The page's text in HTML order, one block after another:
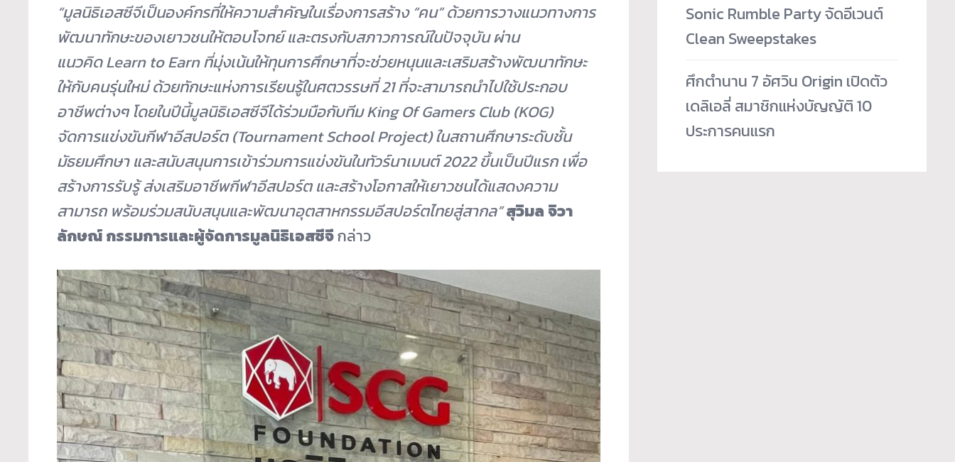
“มูลนิธิเอสซีจีเป็นองค์กรที่ให้ความสำคัญในเรื่องการสร้าง“คน”ด้วยการวางแนวทางการ
พัฒนาทักษะของเยาวชนให้ตอบโจทย์ และตรงกับสภาวการณ์ในปัจจุบัน ผ่าน
แนวคิดLearn to Earnที่มุ่งเน้นให้ทุนการศึกษาที่จะช่วยหนุนและเสริมสร้างพัฒนาทักษะ
ให้กับคนรุ่นใหม่ ด้วยทักษะแห่งการเรียนรู้ในศตวรรษที่21ที่จะสามารถนำไปใช้ประกอบ
อาชีพต่างๆโดยในปีนี้มูลนิธิเอสซีจีได้ร่วมมือกับทีม King Of Gamers Club (KOG)
จัดการแข่งขันกีฬาอีสปอร์ต (Tournament School Project) ในสถานศึกษาระดับชั้น
มัธยมศึกษา และสนับสนุนการเข้าร่วมการแข่งขันในทัวร์นาเมนต์ 2022 ขึ้นเป็นปีแรก เพื่อ
สร้างการรับรู้ ส่งเสริมอาชีพกีฬาอีสปอร์ต และสร้างโอกาสให้เยาวชนได้แสดงความ
สามารถ พร้อมร่วมสนับสนุนและพัฒนาอุตสาหกรรมอีสปอร์ตไทยสู่สากล”สุวิมล จิวา
ลักษณ์ กรรมการและผู้จัดการมูลนิธิเอสซีจีกล่าว
Sonic Rumble Party จัดอีเวนต์
Clean Sweepstakes
ศึกตำนาน 7 อัศวิน Origin เปิดตัว
เดลิเอลี่ สมาชิกแห่งบัญญัติ 10
ประการคนแรก